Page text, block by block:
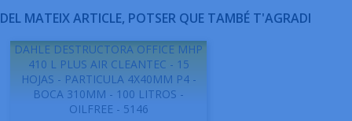
DEL MATEIX ARTICLE, POTSER QUE TAMBÉ T'AGRADI
DAHLE DESTRUCTORA OFFICE MHP
410 L PLUS AIR CLEANTEC - 15
HOJAS - PARTICULA 4X40MM P4 -
BOCA 310MM - 100 LITROS -
OILFREE - 5146